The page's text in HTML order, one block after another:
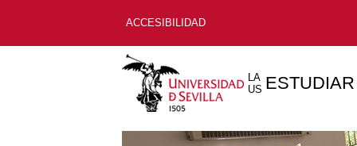
ACCESIBILIDAD
LA
US ESTUDIAR